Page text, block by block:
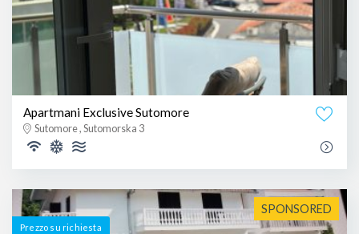
Apartmani Exclusive Sutomore
Sutomore , Sutomorska 3
SPONSORED
Prezzo su richiesta